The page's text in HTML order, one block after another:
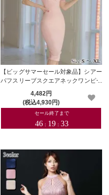
【ビッグサマーセール対象品】シアー
パフスリーブスクエアネックワンピー
ス(キャバドレス・CABARETDRESS)
4,482円
(税込4,930円)